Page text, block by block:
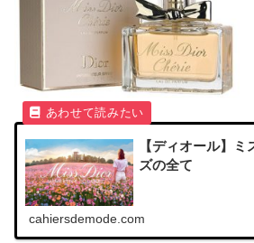
【ディオール】
ズの全て
cahiersdemode.com